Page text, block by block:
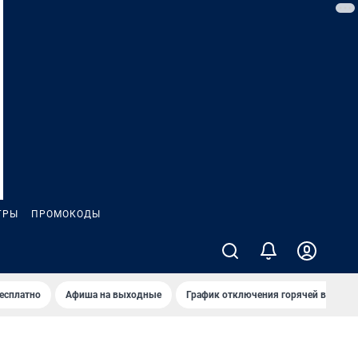
ПРОМОКОДЫ
Афиша на выходные График отключения горячей воды в